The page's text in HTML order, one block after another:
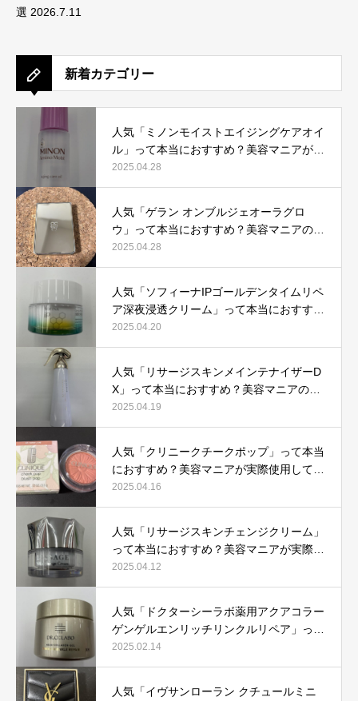
選 2026.7.11
新着カテゴリー
人気「ミノンモイストエイジングケアオイ
ル」って本当におすすめ？美容マニアが実
際使用して口コミを検証！
2025.04.28
人気「ゲラン オンブルジェオーラグロ
ウ」って本当におすすめ？美容マニアの私
が実際使用して、口コミを検証！
2025.04.28
人気「ソフィーナIPゴールデンタイムリペ
ア深夜浸透クリーム」って本当におすす
め？美容マニアが実際使用して口コミを検
証！
2025.04.20
人気「リサージスキンメインテナイザーD
X」って本当におすすめ？美容マニアの私
が実際使用して、口コミを検証！
2025.04.19
人気「クリニークチークポップ」って本当
におすすめ？美容マニアが実際使用して口
コミを検証！
2025.04.16
人気「リサージスキンチェンジクリーム」
って本当におすすめ？美容マニアが実際使
用して口コミを検証！
2025.04.12
人気「ドクターシーラボ薬用アクアコラー
ゲンゲルエンリッチリンクルリペア」って
本当におすすめ？美容マニアが実際使用し
て口コミを検証
2025.02.14
人気「イヴサンローラン クチュールミニ